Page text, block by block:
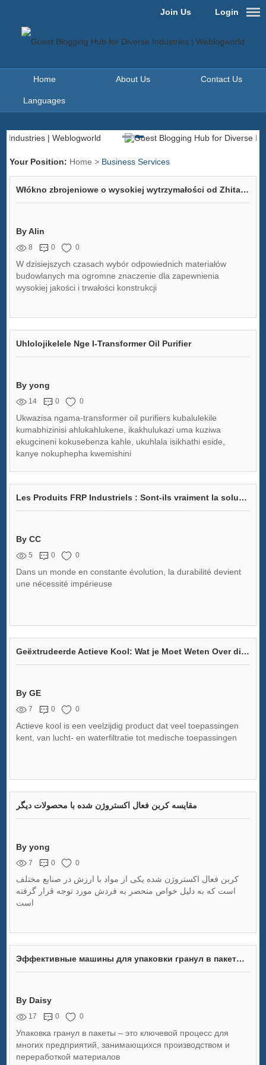
Login
Join Us
Home About Us Contact Us
Languages
Your Position: Home > Business Services
Włókno zbrojeniowe o wysokiej wytrzymałości od Zhitai – klucz do efektywnej budowy
By Alin
8 0 0
W dzisiejszych czasach wybór odpowiednich materiałów
budowlanych ma ogromne znaczenie dla zapewnienia
wysokiej jakości i trwałości konstrukcji
Uhlolojikelele Nge I-Transformer Oil Purifier
By yong
14 0 0
Ukwazisa ngama-transformer oil purifiers kubalulekile
kumabhizinisi ahlukahlukene, ikakhulukazi uma kuziwa
ekugcineni kokusebenza kahle, ukuhlala isikhathi eside,
kanye nokuphepha kwemishini
Les Produits FRP Industriels : Sont-ils vraiment la solution durable dont notre région a besoin ?
By CC
5 0 0
Dans un monde en constante évolution, la durabilité devient
une nécessité impérieuse
Geëxtrudeerde Actieve Kool: Wat je Moet Weten Over dit Innovatieve Product van Zhengying
By GE
7 0 0
Actieve kool is een veelzijdig product dat veel toepassingen
kent, van lucht- en waterfiltratie tot medische toepassingen
مقایسه کربن فعال اکستروژن شده با محصولات دیگر
By yong
7 0 0
کربن فعال اکستروژن شده یکی از مواد با ارزش در صنایع مختلف
است که به دلیل خواص منحصر به فردش مورد توجه قرار گرفته
است
Эффективные машины для упаковки гранул в пакеты: как выбрать лучшее решение для вашего бизнеса
By Daisy
17 0 0
Упаковка гранул в пакеты – это ключевой процесс для
многих предприятий, занимающихся производством и
переработкой материалов